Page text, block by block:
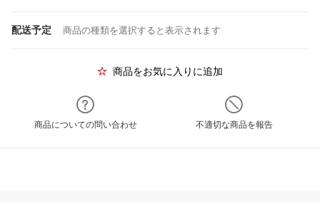
配送予定 商品の種類を選択すると表示されます
商品をお気に入りに追加
商品についての問い合わせ 不適切な商品を報告